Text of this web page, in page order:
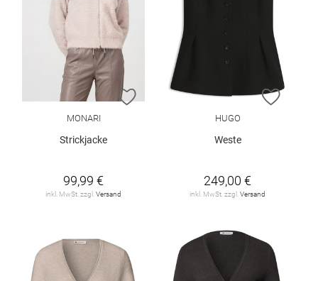
ZUR WUNSCHLISTE HINZUFÜGEN
MONARI
Strickjacke
99,99 €
inkl. MwSt. zzgl. Versand
ZUR
HUGO
Weste
249,00 €
inkl. MwSt. zzgl. Versand